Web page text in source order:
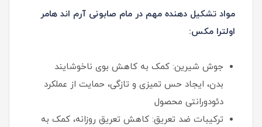
مواد تشکیل دهنده مهم در مام صابونی آرم اند هامر
اولترا مکس:
جوش شیرین: کمک به کاهش بوی ناخوشایند
بدن، ایجاد حس تمیزی و تازگی، حمایت از عملکرد
دئودورانتی محصول
ترکیبات ضد تعریق: کاهش تعریق روزانه، کمک به